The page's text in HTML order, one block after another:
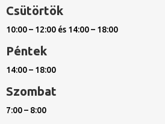
Csütörtök
10:00 – 12:00 és 14:00 – 18:00
Péntek
14:00 – 18:00
Szombat
7:00 – 8:00